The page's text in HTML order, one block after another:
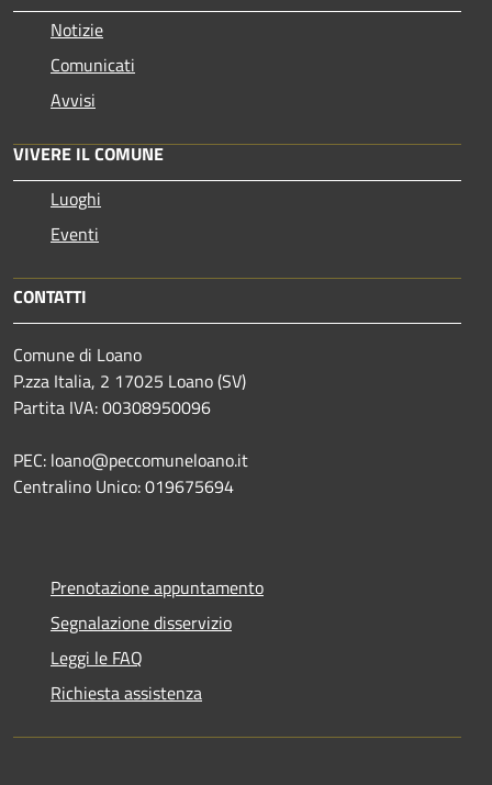
Notizie
Comunicati
Avvisi
VIVERE IL COMUNE
Luoghi
Eventi
CONTATTI
Comune di Loano
P.zza Italia, 2 17025 Loano (SV)
Partita IVA: 00308950096
PEC: loano@peccomuneloano.it
Centralino Unico: 019675694
Prenotazione appuntamento
Segnalazione disservizio
Leggi le FAQ
Richiesta assistenza